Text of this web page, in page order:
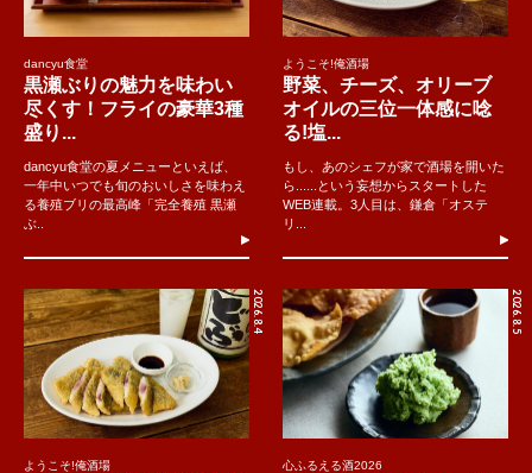
dancyu食堂
黒瀬ぶりの魅力を味わい
尽くす！フライの豪華3種
盛り...
dancyu食堂の夏メニューといえば、
一年中いつでも旬のおいしさを味わえ
る養殖ブリの最高峰「完全養殖 黒瀬
ぶ..
ようこそ!俺酒場
野菜、チーズ、オリーブ
オイルの三位一体感に唸
る!塩...
もし、あのシェフが家で酒場を開いた
ら......という妄想からスタートした
WEB連載。3人目は、鎌倉「オステ
リ...
2026.8.4
ようこそ!俺酒場
2026.8.5
心ふるえる酒2026